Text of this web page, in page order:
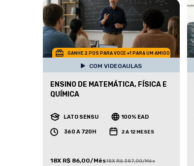
GANHE 2 POS PARA VOCE +1 PARA UM AMIGO
COM VIDEOAULAS
ENSINO DE MATEMÁTICA, FÍSICA E
QUÍMICA
LATO SENSU 100% EAD
360 A 720H 2 A 12 MESES
18X R$ 86,00/Mês18X R$ 387,00/Mês